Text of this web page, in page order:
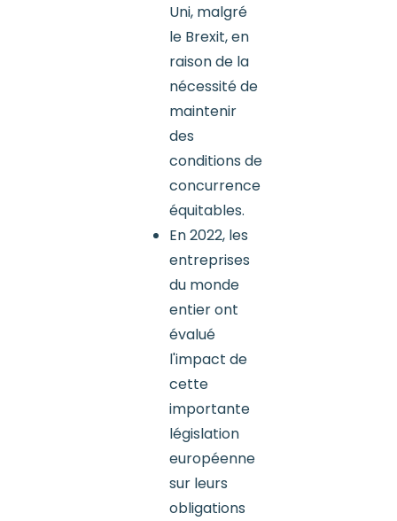
Uni, malgré
le Brexit, en
raison de la
nécessité de
maintenir
des
conditions de
concurrence
équitables.
En 2022, les
entreprises
du monde
entier ont
évalué
l'impact de
cette
importante
législation
européenne
sur leurs
obligations